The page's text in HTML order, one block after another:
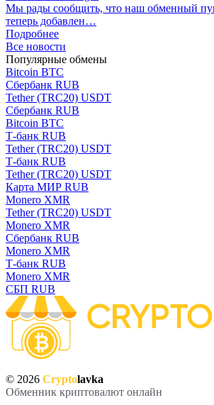
Мы рады сообщить, что наш обменный
теперь добавлен…
Подробнее
Все новости
Популярные обмены
Bitcoin BTC
Сбербанк RUB
Tether (TRC20) USDT
Сбербанк RUB
Bitcoin BTC
Т-банк RUB
Tether (TRC20) USDT
Т-банк RUB
Tether (TRC20) USDT
Карта МИР RUB
Monero XMR
Tether (TRC20) USDT
Monero XMR
Сбербанк RUB
Monero XMR
Т-банк RUB
Monero XMR
СБП RUB
© 2026 Cryptolavka
Обменник криптовалют онлайн